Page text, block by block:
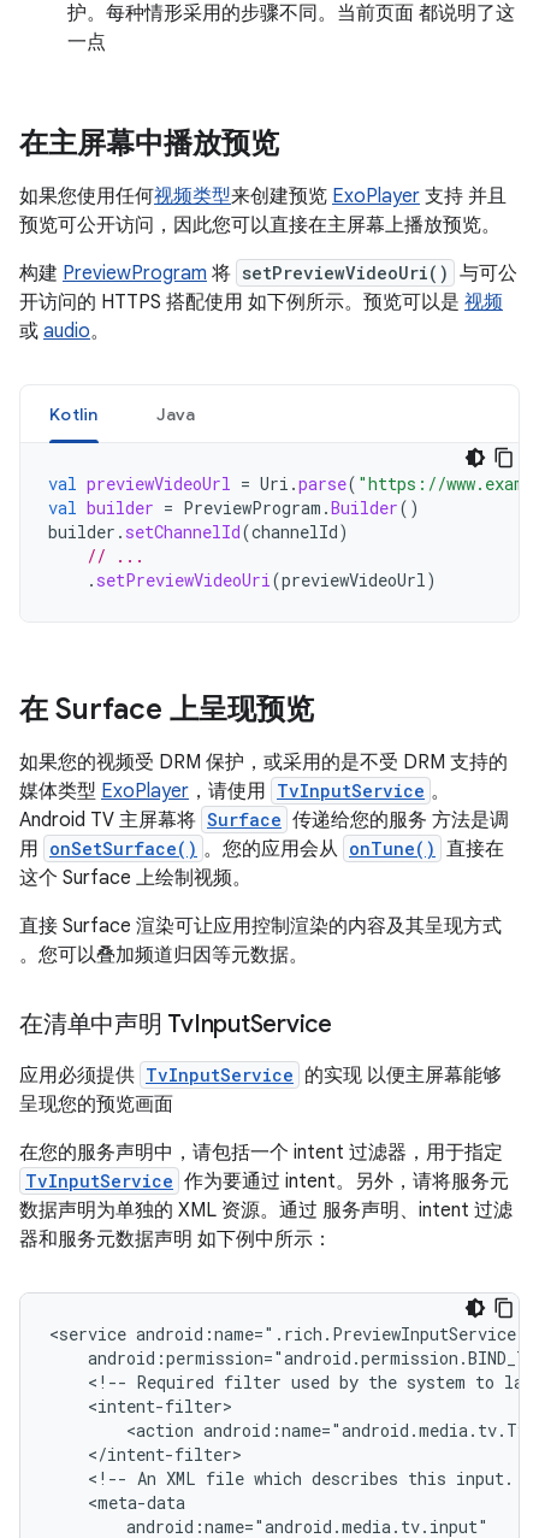
护。每种情形采用的步骤不同。当前页面 都说明了这
一点
在主屏幕中播放预览
如果您使用任何视频类型来创建预览 ExoPlayer 支持 并且
预览可公开访问，因此您可以直接在主屏幕上播放预览。
构建 PreviewProgram 将 setPreviewVideoUri() 与可公
开访问的 HTTPS 搭配使用 如下例所示。预览可以是 视频
或 audio。
Kotlin Java
val previewVideoUrl = Uri .parse( "https://
val builder = PreviewProgram .Builder()
builder . setChannelId(channelId)
// ...
. setPreviewVideoUri(previewVideoUrl)
在 Surface 上呈现预览
如果您的视频受 DRM 保护，或采用的是不受 DRM 支持的
媒体类型 ExoPlayer ，请使用 TvInputService 。
Android TV 主屏幕将 Surface 传递给您的服务 方法是调
用 onSetSurface() 。您的应用会从 onTune() 直接在
这个 Surface 上绘制视频。
直接 Surface 渲染可让应用控制渲染的内容及其呈现方式
。您可以叠加频道归因等元数据。
在清单中声明 TvInputService
应用必须提供 TvInputService 的实现 以便主屏幕能够
呈现您的预览画面
在您的服务声明中，请包括一个 intent 过滤器，用于指定
TvInputService 作为要通过 intent。另外，请将服务元
数据声明为单独的 XML 资源。通过 服务声明、intent 过滤
器和服务元数据声明 如下例中所示：
<service
<!-- Required filter used by the system to
<action
<!-- An XML file which describes this input.